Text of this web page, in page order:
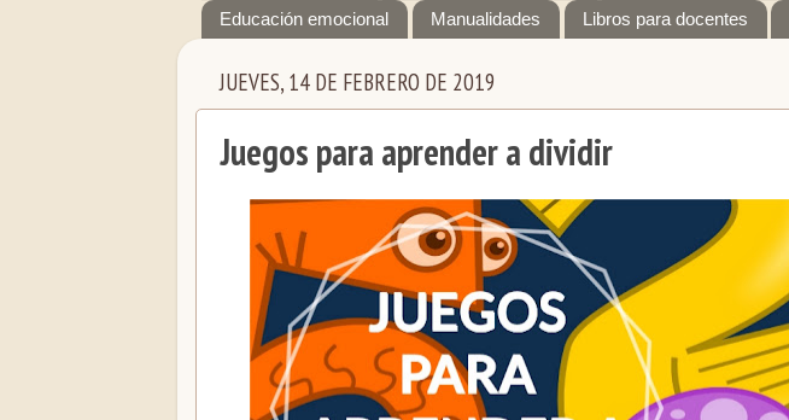
Educación emocional
Manualidades Libros para docentes
JUEVES, 14 DE FEBRERO DE 2019
Juegos para aprender a dividir